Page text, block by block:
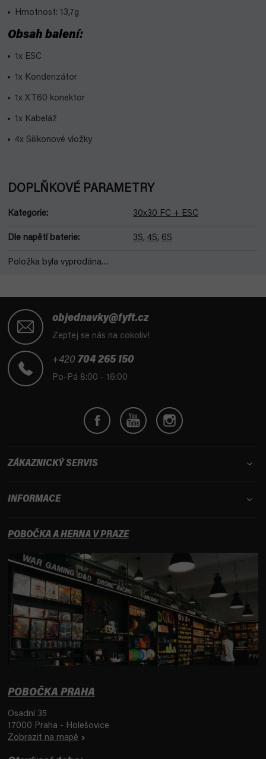
Hmotnost: 13,7g
Obsah balení:
1x ESC
1x Kondenzátor
1x XT60 konektor
1x Kabeláž
4x Silikonové vložky
DOPLŇKOVÉ PARAMETRY
Kategorie: 30x30 FC + ESC
Dle napětí baterie: 3S, 4S, 6S
Položka byla vyprodána…
objednavky@fyft.cz
Zeptej se nás na cokoliv!
+420 704 265 150
Po-Pá 8:00 - 16:00
ZÁKAZNICKÝ SERVIS
INFORMACE
POBOČKA A HERNA V PRAZE
POBOČKA PRAHA
Osadní 35
17000 Praha - Holešovice
Zobrazit na mapě